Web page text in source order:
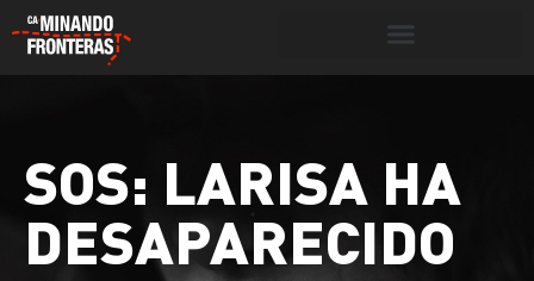
Portada »SOS: Larisa ha desaparecido
SOS: LARISA HA
DESAPARECIDO